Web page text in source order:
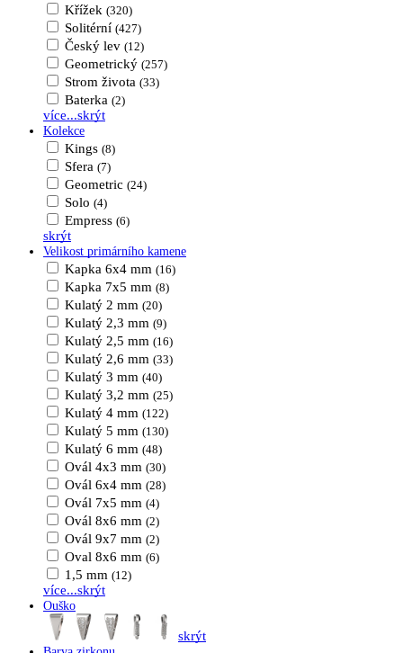
Křížek (320)
Solitérní (427)
Český lev (12)
Geometrický (257)
Strom života (33)
Baterka (2)
více...skrýt
Kolekce
Kings (8)
Sfera (7)
Geometric (24)
Solo (4)
Empress (6)
skrýt
Velikost primárního kamene
Kapka 6x4 mm (16)
Kapka 7x5 mm (8)
Kulatý 2 mm (20)
Kulatý 2,3 mm (9)
Kulatý 2,5 mm (16)
Kulatý 2,6 mm (33)
Kulatý 3 mm (40)
Kulatý 3,2 mm (25)
Kulatý 4 mm (122)
Kulatý 5 mm (130)
Kulatý 6 mm (48)
Ovál 4x3 mm (30)
Ovál 6x4 mm (28)
Ovál 7x5 mm (4)
Ovál 8x6 mm (2)
Ovál 9x7 mm (2)
Oval 8x6 mm (6)
1,5 mm (12)
více...skrýt
Ouško
skrýt